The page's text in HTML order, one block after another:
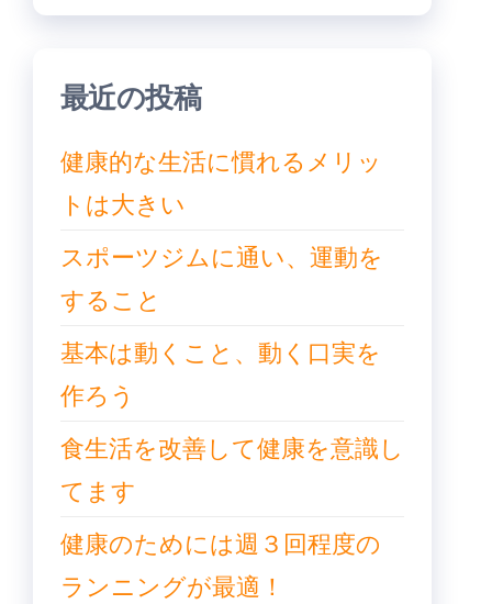
最近の投稿
健康的な生活に慣れるメリッ
トは大きい
スポーツジムに通い、運動を
すること
基本は動くこと、動く口実を
作ろう
食生活を改善して健康を意識し
てます
健康のためには週３回程度の
ランニングが最適！